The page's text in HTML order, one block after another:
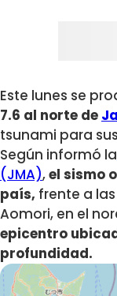
Este lunes se
7.6 al norte de
tsunami para
Según informó la
(JMA),el sismo
país, frente a
Aomori, en el
epicentro
profundidad.